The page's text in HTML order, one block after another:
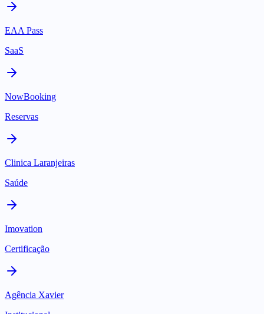
EAA Pass
SaaS
NowBooking
Reservas
Clinica Laranjeiras
Saúde
Imovation
Certificação
Agência Xavier